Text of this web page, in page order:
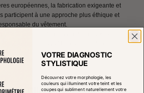
européennes, la fabrication exigeante et
participent à une approche plus éthique et
du vêtement.
c’est choisir moins, mais mieux. Un
le corps, le travail humain et le temps.
Avis Clients
VOTRE DIAGNOSTIC
STYLISTIQUE
Découvrez votre morphologie, les
couleurs qui illuminent votre teint et les
coupes qui subliment naturellement votre